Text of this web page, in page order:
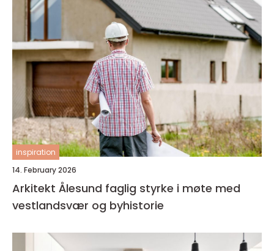
inspiration
14. February 2026
Arkitekt Ålesund faglig styrke i møte med
vestlandsvær og byhistorie